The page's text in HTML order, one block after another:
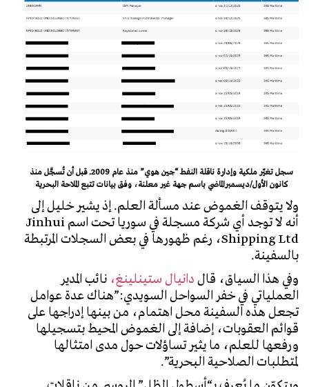
سجل تغيّر ملكية وإدارة ناقلة النفط “جين هوي” منذ عام 2009. قبل أن تُسجَّل منذ
كانون الأول/ديسمبرالماضي باسم جهة غير معلنة، وفق بيانات تتبع الملاحة البحرية
ولا يتوقف الغموض عند مسألة العلم. إذ يشير خليل إلى
أنه لا توجد أي شركة مسجلة في سوريا تحت اسم Jinhui
Shipping Ltd، رغم ظهورها في بعض السجلات المرتبطة
بالسفينة.
وفي هذا السياق، قالدانيال ستينلينغ،نائب المدير
العملياتي في خفر السواحل السويدي:”هناك عدة عوامل
تجعل هذه السفينة محل اهتمام، من بينها إدراجها على
قوائم العقوبات، إضافة إلى الغموض المحيط بتسجيلها
ورفعها للعلم، ما يثير تساؤلات حول مدى امتثالها
لمتطلبات الصلاحية البحرية”.